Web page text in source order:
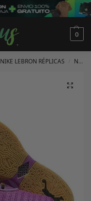
0
NIKE LEBRON RÉPLICAS NIKE LEBRON 20 RÉPLICAS